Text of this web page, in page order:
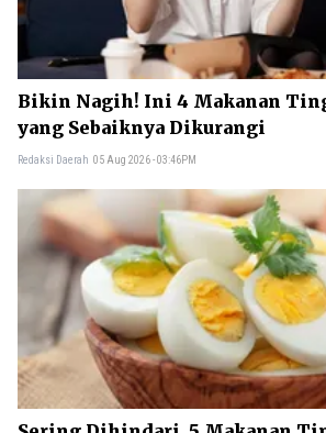
Bikin Nagih! Ini 4 Makanan
yang Sebaiknya Dikurangi
Redaksi Daerah 05 Aug 2026 - 03:46PM